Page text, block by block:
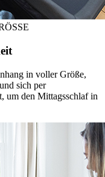
in voller Größe,
sich per
um den Mittagsschlaf in